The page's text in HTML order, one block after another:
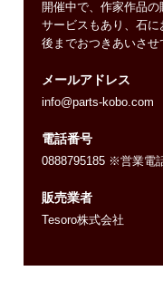
開催中で、作家作品
サービスもあり、石
後までおつきあいさせ
メールアドレス
info@parts-kobo.com
電話番号
0888795185 ※営業電
販売業者
Tesoro株式会社